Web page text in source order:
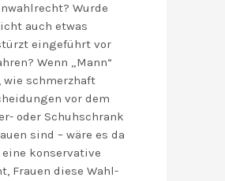
Wurde
auch etwas
eingeführt vor
Wenn „Mann“
wie schmerzhaft
vor dem
oder Schuhschrank
sind – wäre es da
konservative
Frauen diese Wahl-